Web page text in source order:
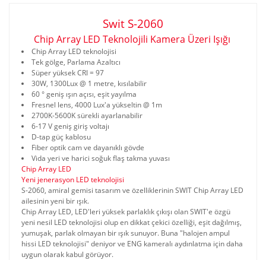
Swit S-2060
Chip Array LED Teknolojili Kamera Üzeri Işığı
Chip Array LED teknolojisi
Tek gölge, Parlama Azaltıcı
Süper yüksek CRI = 97
30W, 1300Lux @ 1 metre, kısılabilir
60 ° geniş ışın açısı, eşit yayılma
Fresnel lens, 4000 Lux'a yükseltin @ 1m
2700K-5600K sürekli ayarlanabilir
6-17 V geniş giriş voltajı
D-tap güç kablosu
Fiber optik cam ve dayanıklı gövde
Vida yeri ve harici soğuk flaş takma yuvası
Chip Array LED
Yeni jenerasyon LED teknolojisi
S-2060, amiral gemisi tasarım ve özelliklerinin SWIT Chip Array LED
ailesinin yeni bir ışık.
Chip Array LED, LED'leri yüksek parlaklık çıkışı olan SWIT'e özgü
yeni nesil LED teknolojisi olup en dikkat çekici özelliği, eşit dağılmış,
yumuşak, parlak olmayan bir ışık sunuyor. Buna "halojen ampul
hissi LED teknolojisi" deniyor ve ENG kameralı aydınlatma için daha
uygun olarak kabul görüyor.